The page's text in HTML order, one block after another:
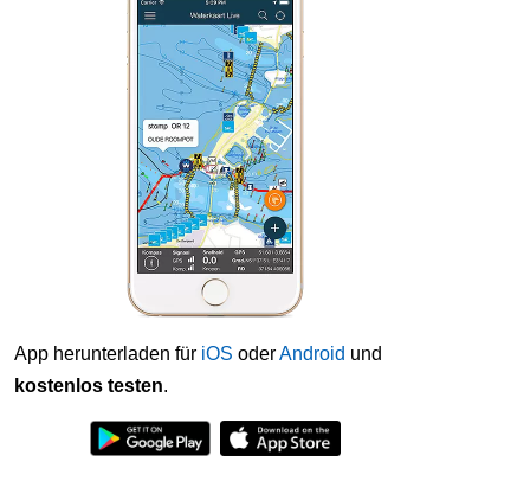
App herunterladen für iOS oderAndroid und
kostenlos testen.